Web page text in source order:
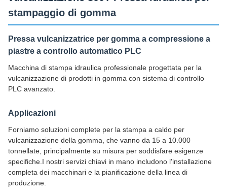
stampaggio di gomma
Pressa vulcanizzatrice per gomma a compressione a
piastre a controllo automatico PLC
Macchina di stampa idraulica professionale progettata per la
vulcanizzazione di prodotti in gomma con sistema di controllo
PLC avanzato.
Applicazioni
Forniamo soluzioni complete per la stampa a caldo per
vulcanizzazione della gomma, che vanno da 15 a 10.000
tonnellate, principalmente su misura per soddisfare esigenze
specifiche.I nostri servizi chiavi in mano includono l'installazione
completa dei macchinari e la pianificazione della linea di
produzione.